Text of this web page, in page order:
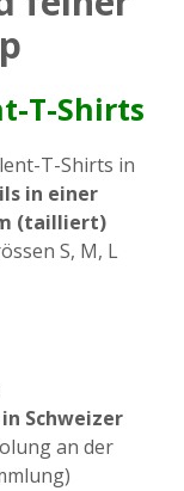
T-Shirts
T-Shirts in
in einer
(tailliert)
S, M, L
Schweizer
an der